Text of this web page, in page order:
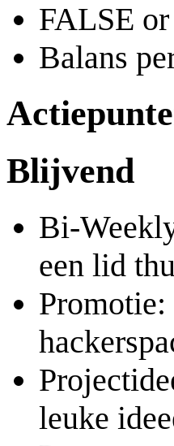
FALSE
Balans
Blijvend
Bi-
een lid
leuke